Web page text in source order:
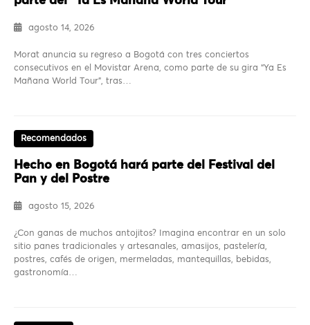
agosto 14, 2026
Morat anuncia su regreso a Bogotá con tres conciertos
consecutivos en el Movistar Arena, como parte de su gira “Ya Es
Mañana World Tour”, tras…
Recomendados
Hecho en Bogotá hará parte del Festival del
Pan y del Postre
agosto 15, 2026
¿Con ganas de muchos antojitos? Imagina encontrar en un solo
sitio panes tradicionales y artesanales, amasijos, pastelería,
postres, cafés de origen, mermeladas, mantequillas, bebidas,
gastronomía…